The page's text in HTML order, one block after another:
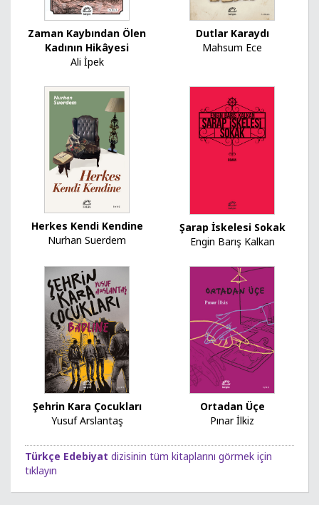
Zaman Kaybından Ölen
Kadının Hikâyesi
Ali İpek
Dutlar Karaydı
Mahsum Ece
Herkes Kendi Kendine
Nurhan Suerdem
Şarap İskelesi Sokak
Engin Barış Kalkan
Şehrin Kara Çocukları
Yusuf Arslantaş
Ortadan Üçe
Pınar İlkiz
Türkçe Edebiyat dizisinin tüm kitaplarını görmek için
tıklayın